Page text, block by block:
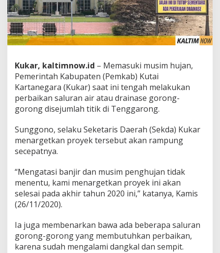
Kukar, kaltimnow.id – Memasuki musim hujan,
Pemerintah Kabupaten (Pemkab) Kutai
Kartanegara (Kukar) saat ini tengah melakukan
perbaikan saluran air atau drainase gorong-
gorong disejumlah titik di Tenggarong.
Sunggono, selaku Seketaris Daerah (Sekda) Kukar
menargetkan proyek tersebut akan rampung
secepatnya.
“Mengatasi banjir dan musim penghujan tidak
menentu, kami menargetkan proyek ini akan
selesai pada akhir tahun 2020 ini,” katanya, Kamis
(26/11/2020).
Ia juga membenarkan bawa ada beberapa saluran
gorong-gorong yang membutuhkan perbaikan,
karena sudah mengalami dangkal dan sempit.